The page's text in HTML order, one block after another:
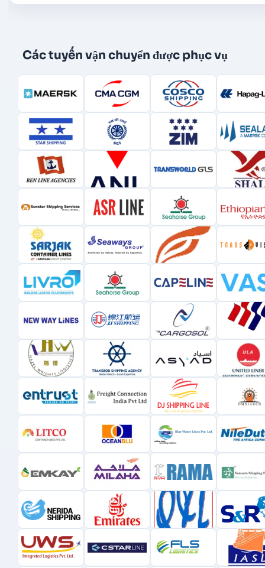
Các tuyến vận chuyển được phục vụ